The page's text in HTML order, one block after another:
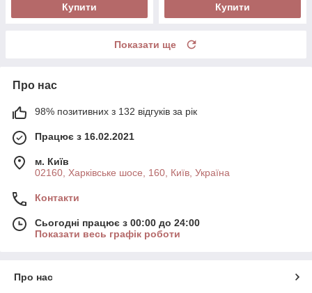
Купити Купити
Показати ще
Про нас
98% позитивних з 132 відгуків за рік
Працює з 16.02.2021
м. Київ
02160, Харківське шосе, 160, Київ, Україна
Контакти
Сьогодні працює з 00:00 до 24:00
Показати весь графік роботи
Про нас